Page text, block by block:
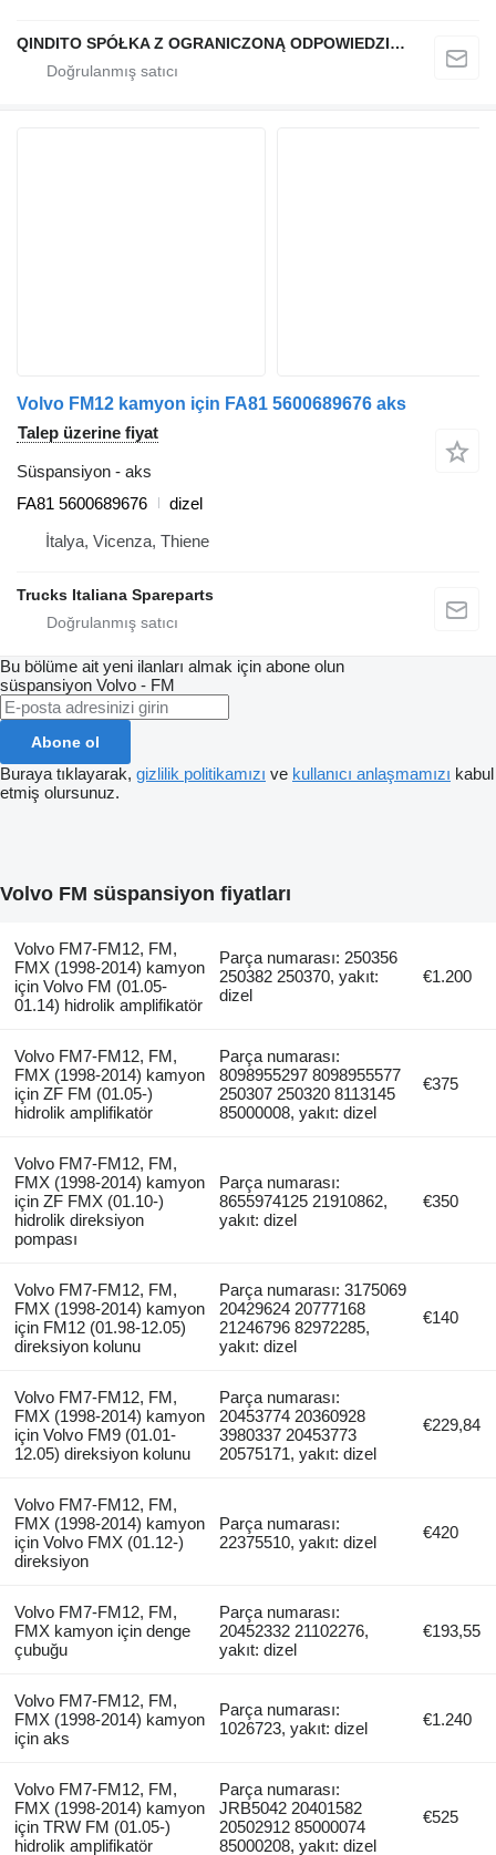
QINDITO SPÓŁKA Z OGRANICZONĄ ODPOWIEDZIALNOŚCIĄ
Volvo FM12 kamyon için FA81 5600689676 aks
Talep üzerine fiyat
Süspansiyon - aks
FA81 5600689676
dizel
İtalya, Vicenza, Thiene
Trucks Italiana Spareparts
Bu bölüme ait yeni ilanları almak için abone olun
süspansiyon Volvo - FM
Abone ol
Buraya tıklayarak, gizlilik politikamızı ve kullanıcı anlaşmamızı kabul
etmiş olursunuz.
Volvo FM süspansiyon fiyatları
Volvo FM7-FM12, FM,
FMX (1998-2014) kamyon
için Volvo FM (01.05-
01.14) hidrolik amplifikatör
Parça numarası: 250356
250382 250370, yakıt:
dizel
€1.200
Volvo FM7-FM12, FM,
FMX (1998-2014) kamyon
için ZF FM (01.05-)
hidrolik amplifikatör
Parça numarası:
8098955297 8098955577
250307 250320 8113145
85000008, yakıt: dizel
€375
Volvo FM7-FM12, FM,
FMX (1998-2014) kamyon
için ZF FMX (01.10-)
hidrolik direksiyon
pompası
Parça numarası:
8655974125 21910862,
yakıt: dizel
€350
Volvo FM7-FM12, FM,
FMX (1998-2014) kamyon
için FM12 (01.98-12.05)
direksiyon kolunu
Parça numarası: 3175069
20429624 20777168
21246796 82972285,
yakıt: dizel
€140
Volvo FM7-FM12, FM,
FMX (1998-2014) kamyon
için Volvo FM9 (01.01-
12.05) direksiyon kolunu
Parça numarası:
20453774 20360928
3980337 20453773
20575171, yakıt: dizel
€229,84
Volvo FM7-FM12, FM,
FMX (1998-2014) kamyon
için Volvo FMX (01.12-)
direksiyon
Parça numarası:
22375510, yakıt: dizel
€420
Volvo FM7-FM12, FM,
FMX kamyon için denge
çubuğu
Parça numarası:
20452332 21102276,
yakıt: dizel
€193,55
Volvo FM7-FM12, FM,
FMX (1998-2014) kamyon
için aks
Parça numarası:
1026723, yakıt: dizel
€1.240
Volvo FM7-FM12, FM,
FMX (1998-2014) kamyon
için TRW FM (01.05-)
hidrolik amplifikatör
Parça numarası:
JRB5042 20401582
20502912 85000074
85000208, yakıt: dizel
€525